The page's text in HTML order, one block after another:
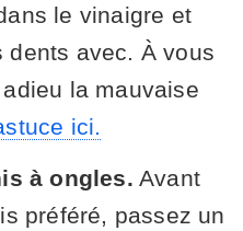
le vinaigre et
dents avec. À vous
la mauvaise
ici.
à ongles. Avant
préféré, passez un